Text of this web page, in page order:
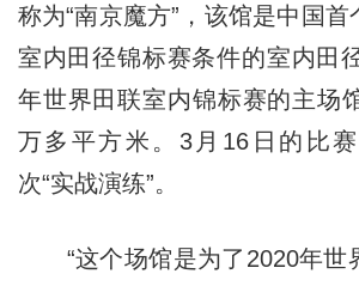
称为“南京魔方”，该馆是中国
室内田径锦标赛条件的室内田
年世界田联室内锦标赛的主场
万多平方米。3月16日的比
次“实战演练”。
“这个场馆是为了2020年世